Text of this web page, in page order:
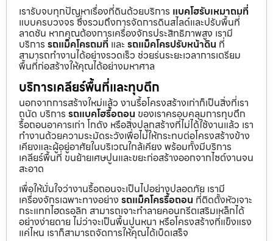
เรารับจบทุกปัญหาเรื่องที่ดินด้วยบริการ แบคโฮรับเหมาถมที่
แบบครบวงจร ซึ่งรวมถึงการจัดการดินสไลด์และปรับพื้นที่
ลาดชัน หากคุณต้องการเครื่องจักรประสิทธิภาพสูง เรามี
บริการ รถแม็คโครถมที่ และ รถแม็คโครปรับหน้าดิน ที่
สามารถทำงานได้อย่างรวดเร็ว ช่วยร่นระยะเวลาการเตรียม
พื้นที่ก่อสร้างให้คุณได้อย่างมหาศาล
บริการเคลียร์พื้นที่และทุบตึก
นอกจากการสร้างใหม่แล้ว งานรื้อโครงสร้างเก่าก็เป็นสิ่งที่เรา
ถนัด บริการ รถแบคโฮรื้อถอน ของเราครอบคลุมการทุบตึก
รื้อถอนอาคารเก่า โกดัง หรือสิ่งปลูกสร้างที่ไม่ได้ใช้งานแล้ว เรา
ทำงานด้วยความระมัดระวังเพื่อไม่ให้กระทบต่อโครงสร้างข้าง
เคียงและผู้อยู่อาศัยในบริเวณใกล้เคียง พร้อมทั้งมีบริการ
เคลียร์พื้นที่ ขนย้ายเศษปูนและขยะก่อสร้างออกจากไซต์งานจน
สะอาด
เพื่อให้มั่นใจว่างานรื้อถอนจะเป็นไปอย่างปลอดภัย เรามี
เครื่องจักรเฉพาะทางอย่าง รถแม็คโครรื้อถอน ที่ติดตั้งหัวเจาะ
กระแทกไฮดรอลิก สามารถเจาะทำลายคอนกรีตเสริมเหล็กได้
อย่างง่ายดาย ไม่ว่าจะเป็นพื้นปูนหนา หรือโครงสร้างที่แข็งแรง
แค่ไหน เราก็สามารถจัดการให้คุณได้เบ็ดเสร็จ